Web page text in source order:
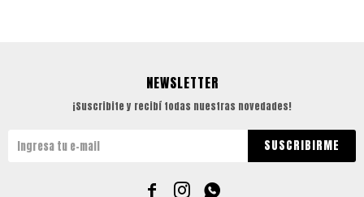
NEWSLETTER
¡Suscribite y recibí todas nuestras novedades!
SUSCRIBIRME
  